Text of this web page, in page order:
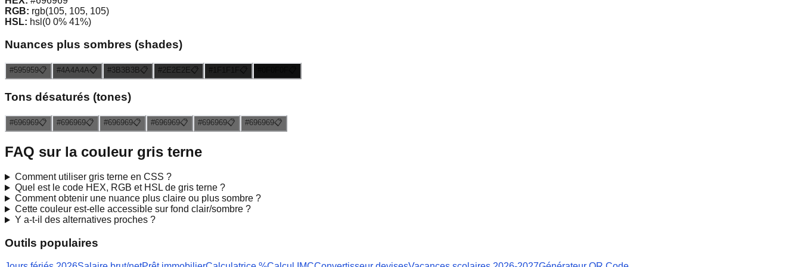
RGB: rgb(105, 105, 105)
HSL: hsl(0 0% 41%)
Nuances plus sombres (shades)
#595959📋 #4A4A4A📋 #3B3B3B📋 #2E2E2E📋
Tons désaturés (tones)
#696969📋 #696969📋 #696969📋 #696969📋 #696969📋 #696969📋
FAQ sur la couleur gris terne
Comment utiliser gris terneen CSS ?
Quel est le code HEX, RGB et HSL de gris terne?
Comment obtenir une nuance plus claire ou plus sombre ?
Cette couleur est-elle accessible sur fond clair/sombre ?
Y a-t-il des alternatives proches ?
Outils populaires